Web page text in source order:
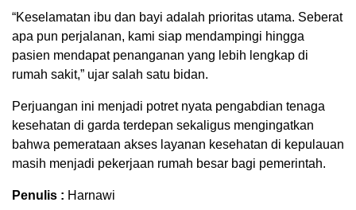
“Keselamatan ibu dan bayi adalah prioritas utama. Seberat
apa pun perjalanan, kami siap mendampingi hingga
pasien mendapat penanganan yang lebih lengkap di
rumah sakit,” ujar salah satu bidan.
Perjuangan ini menjadi potret nyata pengabdian tenaga
kesehatan di garda terdepan sekaligus mengingatkan
bahwa pemerataan akses layanan kesehatan di kepulauan
masih menjadi pekerjaan rumah besar bagi pemerintah.
Penulis : Harnawi